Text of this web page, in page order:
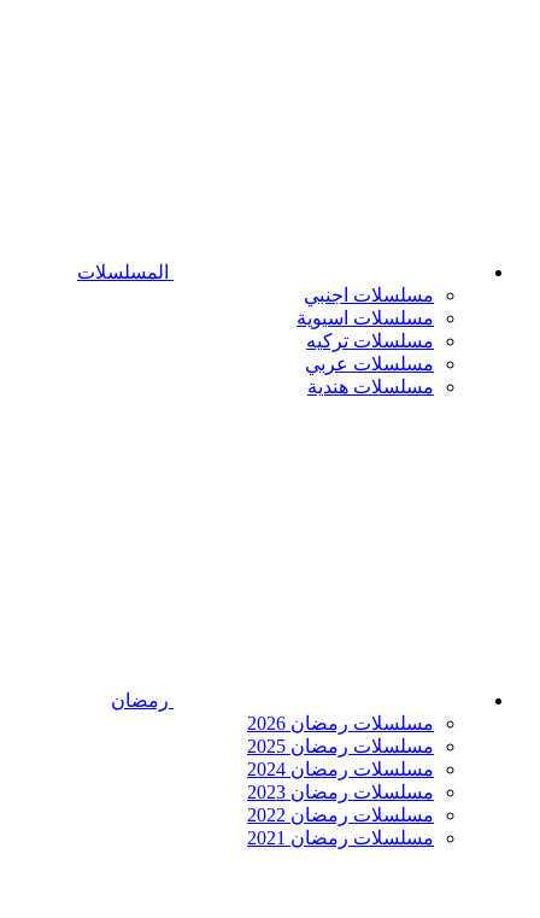
المسلسلات
مسلسلات اجنبي
مسلسلات اسيوية
مسلسلات تركيه
مسلسلات عربي
مسلسلات هندية
رمضان
مسلسلات رمضان 2026
مسلسلات رمضان 2025
مسلسلات رمضان 2024
مسلسلات رمضان 2023
مسلسلات رمضان 2022
مسلسلات رمضان 2021